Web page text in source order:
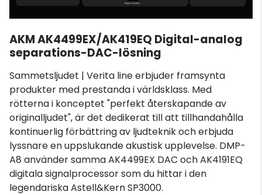
AKM AK4499EX/AK419EQ Digital-analog
separations-DAC-lösning
Sammetsljudet | Verita line erbjuder framsynta
produkter med prestanda i världsklass. Med
rötterna i konceptet "perfekt återskapande av
originalljudet", är det dedikerat till att tillhandahålla
kontinuerlig förbättring av ljudteknik och erbjuda
lyssnare en uppslukande akustisk upplevelse. DMP-
A8 använder samma AK4499EX DAC och AK4191EQ
digitala signalprocessor som du hittar i den
legendariska Astell&Kern SP3000.